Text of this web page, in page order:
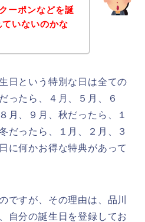
ーポンなどを誕
いないのかな
日という特別な日は全ての
ったら、４月、５月、６
月、９月、秋だったら、１
だったら、１月、２月、３
に何かお得な特典があって
ですが、その理由は、品川
自分の誕生日を登録してお